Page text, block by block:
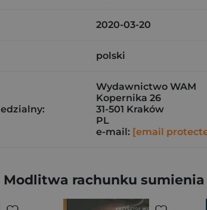
2020-03-20
polski
Wydawnictwo WAM
Kopernika 26
31-501 Kraków
PL
e-mail: [email
Modlitwa rachunku sumienia